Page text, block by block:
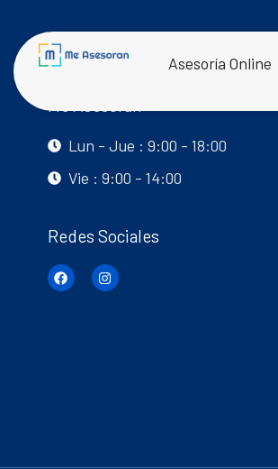
Asesoría Online
Me Asesoran
Lun - Jue : 9:00 - 18:00
Vie : 9:00 - 14:00
Redes Sociales